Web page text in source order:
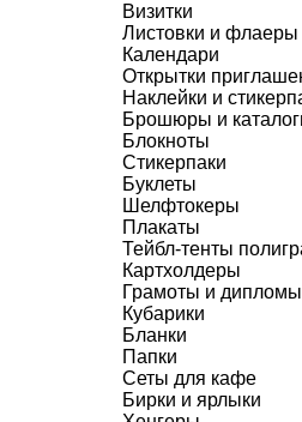
Визитки
Листовки и флаеры
Календари
Открытки
Наклейки и
Брошюры и
Блокноты
Стикерпаки
Буклеты
Шелфтокеры
Плакаты
Тейбл-тенты
Картхолдеры
Грамоты и дипломы
Кубарики
Бланки
Папки
Сеты для кафе
Бирки и ярлыки